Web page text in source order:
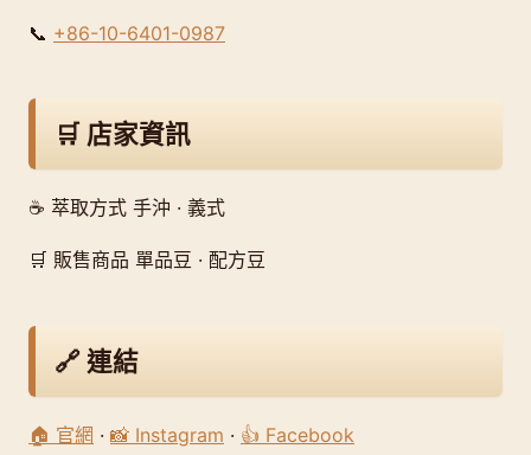
📞 +86-10-6401-0987
🛒 店家資訊
☕ 萃取方式 手沖 · 義式
🛒 販售商品 單品豆 · 配方豆
🔗 連結
🏠 官網 · 📸 Instagram · 👍 Facebook